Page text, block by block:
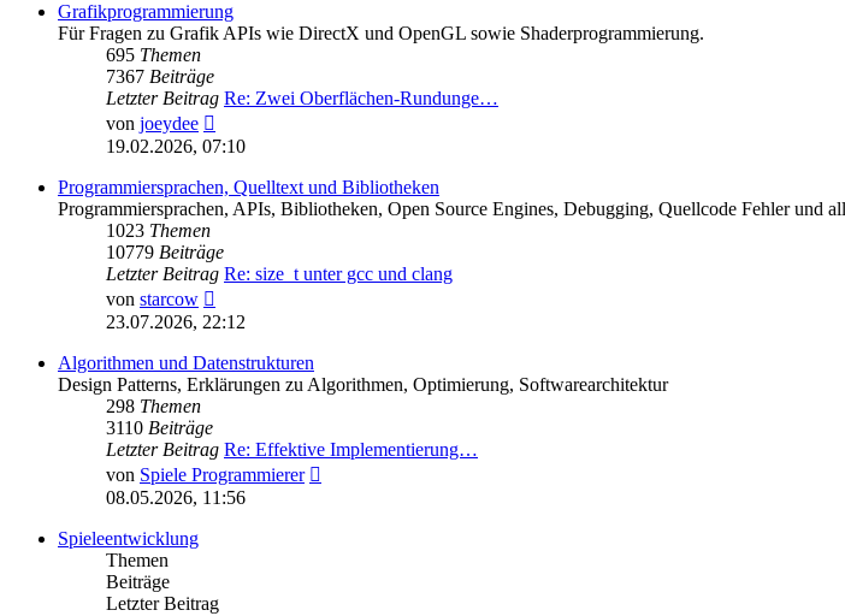
Grafikprogrammierung
Für Fragen zu Grafik APIs wie DirectX und OpenGL sowie Shaderprogrammierung.
695 Themen
7367 Beiträge
Letzter Beitrag Re: Zwei Oberflächen-Rundunge…
von joeydee
Beitrag
19.02.2026, 07:10
Programmiersprachen, Quelltext und Bibliotheken
Programmiersprachen, APIs, Bibliotheken, Open Source Engines, Debugging, Quellcode Fehler und
1023 Themen
10779 Beiträge
Letzter Beitrag Re: size_t unter gcc und clang
von starcow
Beitrag
23.07.2026, 22:12
Algorithmen und Datenstrukturen
Design Patterns, Erklärungen zu Algorithmen, Optimierung, Softwarearchitektur
298 Themen
3110 Beiträge
Letzter Beitrag Re: Effektive Implementierung…
von Spiele Programmierer
08.05.2026, 11:56
Spieleentwicklung
Themen
Beiträge
Letzter Beitrag